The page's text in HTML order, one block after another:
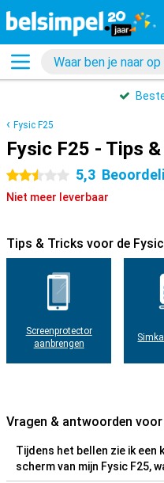
Fysic F25
Fysic F25 - Tips
2.5 sterren 5,3
Niet meer leverbaar
Tips & Tricks voor de
Screenprotector
aanbrengen
Vragen & antwoorden voor
Tijdens het bellen zie ik een
scherm van mijn Fysic F25,